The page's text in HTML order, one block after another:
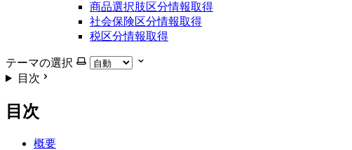
商品選択肢区分情報取得
社会保険区分情報取得
税区分情報取得
テーマの選択
目次
目次
概要